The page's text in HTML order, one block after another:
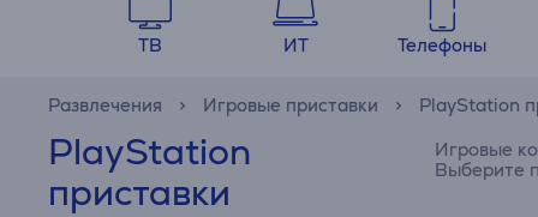
ТВ ИТ Телефоны
Развлечения Игровые приставки PlayStation
PlayStation
приставки
Игровые
Выберите